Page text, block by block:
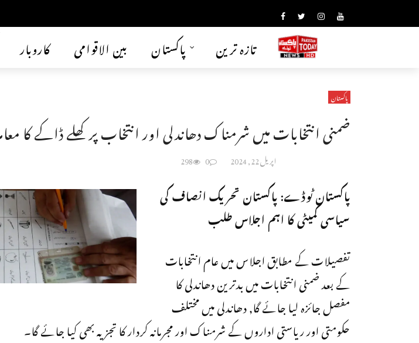
کاروبار بین الاقوامی پاکستان تازہ ترین
پاکستان
ضمنی انتخابات میں شرمناک دھاندلی اور انتخاب پر کھلے ڈاکے کا
اپریل 22, 2024 0
298
پاکستان ٹوڈے: پاکستان تحریک انصاف کی
سیاسی کمیٹی کا اہم اجلاس طلب
تفصیلات کے مطابق اجلاس میں عام انتخابات
کے بعد ضمنی انتخابات میں بدترین دھاندلی کا
مفصل جائزہ لیا جائے گا, دھاندلی میں مختلف
حکومتی اور ریاستی اداروں کے شرمناک اور مجرمانہ کردار کا تجزیہ بھی کیا جائے گا۔